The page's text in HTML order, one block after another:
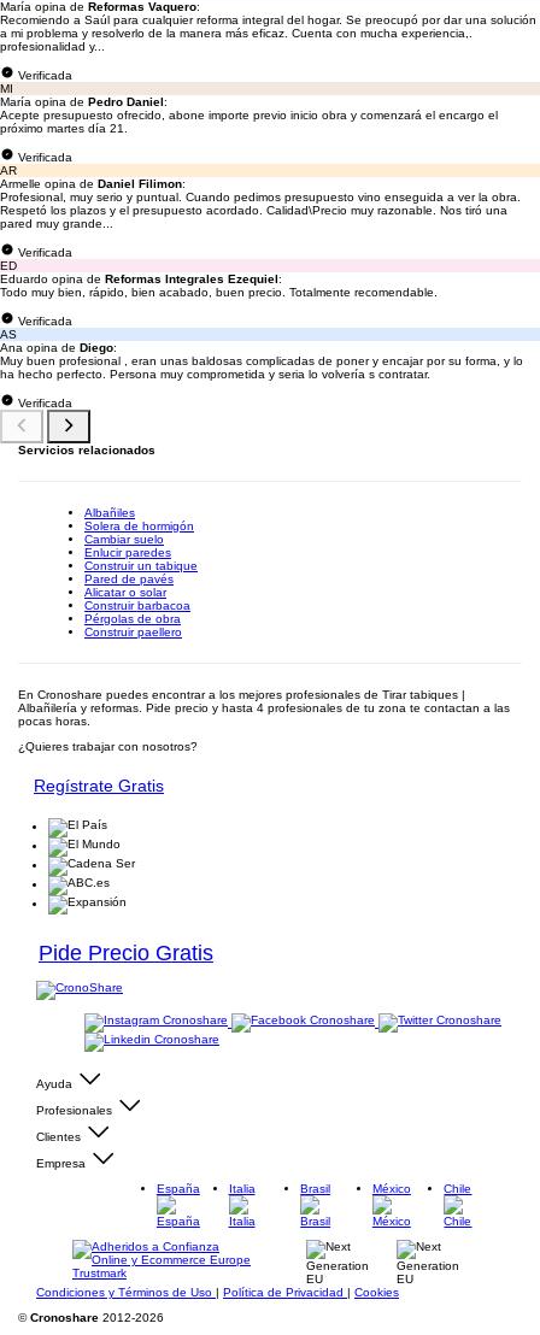
María opina de Reformas Vaquero:
Recomiendo a Saúl para cualquier reforma integral del hogar. Se preocupó por dar una solución
a mi problema y resolverlo de la manera más eficaz. Cuenta con mucha experiencia,.
profesionalidad y...
Verificada
MI
María opina de Pedro Daniel:
Acepte presupuesto ofrecido, abone importe previo inicio obra y comenzará el encargo el
próximo martes día 21.
Verificada
AR
Armelle opina de Daniel Filimon:
Profesional, muy serio y puntual. Cuando pedimos presupuesto vino enseguida a ver la obra.
Respetó los plazos y el presupuesto acordado. Calidad\Precio muy razonable. Nos tiró una
pared muy grande...
Verificada
ED
Eduardo opina de Reformas Integrales Ezequiel:
Todo muy bien, rápido, bien acabado, buen precio. Totalmente recomendable.
Verificada
AS
Ana opina de Diego:
Muy buen profesional , eran unas baldosas complicadas de poner y encajar por su forma, y lo
ha hecho perfecto. Persona muy comprometida y seria lo volvería s contratar.
Verificada
Servicios relacionados
Albañiles
Solera de hormigón
Cambiar suelo
Enlucir paredes
Construir un tabique
Pared de pavés
Alicatar o solar
Construir barbacoa
Pérgolas de obra
Construir paellero
En Cronoshare puedes encontrar a los mejores profesionales de Tirar tabiques |
Albañilería y reformas. Pide precio y hasta 4 profesionales de tu zona te contactan a las
pocas horas.
¿Quieres trabajar con nosotros?
Regístrate Gratis
Pide Precio Gratis
Ayuda
Profesionales
Clientes
Empresa
España
Italia Brasil México Chile
Condiciones y Términos de Uso | Política de Privacidad | Cookies
©Cronoshare 2012-2026